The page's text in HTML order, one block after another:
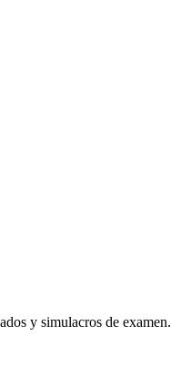
y simulacros de examen.